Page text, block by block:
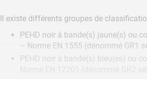
Il existe différents groupes de
PEHD noir à bande(s) jaune(s) ou
– Norme EN 1555 (dénommé GR1
PEHD noir à bande(s) bleu(es) ou